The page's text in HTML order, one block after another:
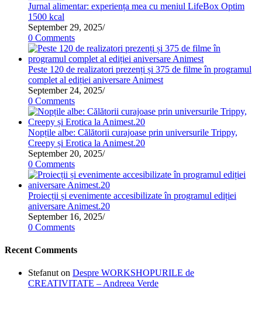
Jurnal alimentar: experiența mea cu meniul LifeBox Optim
1500 kcal
September 29, 2025/
0 Comments
Peste 120 de realizatori prezenți și 375 de filme în programul
complet al ediției aniversare Animest
September 24, 2025/
0 Comments
Nopțile albe: Călătorii curajoase prin universurile Trippy,
Creepy și Erotica la Animest.20
September 20, 2025/
0 Comments
Proiecții și evenimente accesibilizate în programul ediției
aniversare Animest.20
September 16, 2025/
0 Comments
Recent Comments
Stefanut on Despre WORKSHOPURILE de
CREATIVITATE – Andreea Verde